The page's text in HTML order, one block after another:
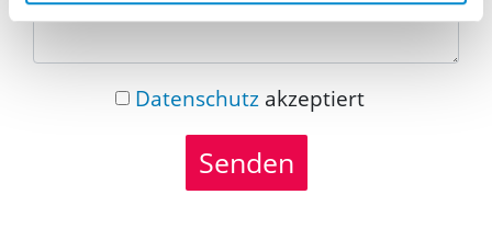
Datenschutzakzeptiert
Senden